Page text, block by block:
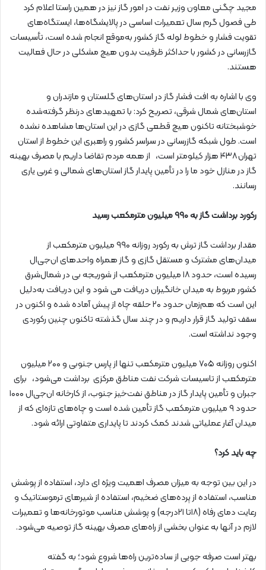
مجید چگنی معاون وزیر نفت در امور گاز نیز در همین راستا اعلام کرد
طی فصول گرم سال تعمیرات اساسی در پالایشگاه‌ها، ایستگاه‌های
تقویت فشار و خطوط لوله گاز کشور به‌موقع انجام شده است، تأسیسات
گازرسانی در کشور با حداکثر ظرفیت بدون هیچ مشکلی در حال فعالیت
هستند.
وی با اشاره به افت فشار گاز در استان‌های گلستان و مازندران و
استان‌های شمال شرقی، تصریح کرد: با تمهیدهای درنظر گرفته‌شده
خوشبختانه تاکنون هیچ قطعی گازی در این استان‌ها مشاهده نشده
است. طول شبکه گازرسانی در سراسر کشور و راهبری این خطوط از استان
تهران ۴۳۸ هزار کیلومتر است، از همه مردم تقاضا داریم با مصرف بهینه
گاز در منازل خود ما را در تأمین پایدار گاز استان‌های شمالی و غربی یاری
رسانند.
رکورد برداشت گاز به ۹۹۰ میلیون مترمکعب رسید
مقدار برداشت گاز ترش به رکورد روزانه ۹۹۰ میلیون مترمکعب از
میدان‌های مشترک و مستقل گازی و گاز همراه واحدهای ان‌جی‌ال
رسیده است، حدود ۱۸ میلیون مترمکعب از شوریجه بی در شمال‌شرق
کشور مربوط به میدان خانگیران دریافت می شود و این دریافت به‌دلیل
این است که هم‌زمان حدود ۲۰ حلقه چاه از پیش آماده شده و اکنون در
سقف تولید گاز قرار داریم و در چند سال گذشته تاکنون چنین رکوردی
وجود نداشته است.
اکنون روزانه ۷۰۵ میلیون مترمکعب تنها از پارس جنوبی و ۲۰۰ میلیون
مترمکعب از تاسیسات شرکت نفت مناطق مرکزی برداشت می‌شود، برای
جبران و تأمین پایدار گاز در مناطق نفت‌خیز جنوب، از کارخانه ان‌جی‌ال ۱۰۰۰
حدود ۹ میلیون مترمکعب گاز تأمین شده است و چاه‌های تازه‌ای که از
میدان آغار عملیاتی شدند کمک کردند تا پایداری متفاوتی ارائه شود.
چه باید کرد؟
در این بین توجه به میزان مصرف اهمیت ویژه ای دارد، استفاده از پوشش
مناسب، استفاده از پرده‌های ضخیم، استفاده از شیرهای ترموستاتیک و
رعایت دمای رفاه (۱۸تا ۲۱درجه) و پوشش مناسب موتورخانه‌ها و تعمیرات
لازم در آنها به عنوان بخشی از راه‌های مصرف بهینه گاز توصیه می‌شود.
بهتر است صرفه جویی از ساده‌ترین راه‌ها شروع شود؛ به گفته